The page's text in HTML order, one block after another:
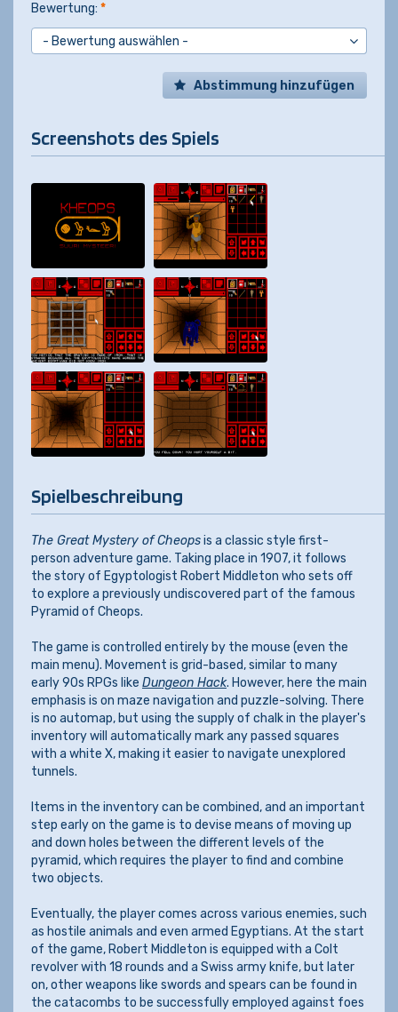
Bewertung: *
Abstimmung hinzufügen
Screenshots des Spiels
Spielbeschreibung
The Great Mystery of Cheopsis a classic style first-
person adventure game. Taking place in 1907, it follows
the story of Egyptologist Robert Middleton who sets off
to explore a previously undiscovered part of the famous
Pyramid of Cheops.
The game is controlled entirely by the mouse (even the
main menu). Movement is grid-based, similar to many
early 90s RPGs like Dungeon Hack. However, here the main
emphasis is on maze navigation and puzzle-solving. There
is no automap, but using the supply of chalk in the player's
inventory will automatically mark any passed squares
with a white X, making it easier to navigate unexplored
tunnels.
Items in the inventory can be combined, and an important
step early on the game is to devise means of moving up
and down holes between the different levels of the
pyramid, which requires the player to find and combine
two objects.
Eventually, the player comes across various enemies, such
as hostile animals and even armed Egyptians. At the start
of the game, Robert Middleton is equipped with a Colt
revolver with 18 rounds and a Swiss army knife, but later
on, other weapons like swords and spears can be found in
the catacombs to be successfully employed against foes